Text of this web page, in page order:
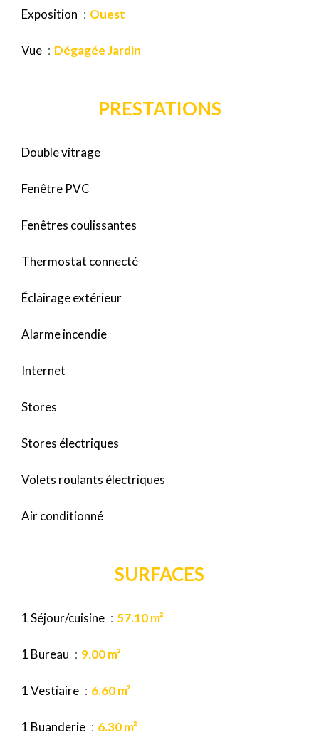
Exposition Ouest
Vue Dégagée Jardin
PRESTATIONS
Double vitrage
Fenêtre PVC
Fenêtres coulissantes
Thermostat connecté
Éclairage extérieur
Alarme incendie
Internet
Stores
Stores électriques
Volets roulants électriques
Air conditionné
SURFACES
1 Séjour/cuisine 57.10 m²
1 Bureau 9.00 m²
1 Vestiaire 6.60 m²
1 Buanderie 6.30 m²